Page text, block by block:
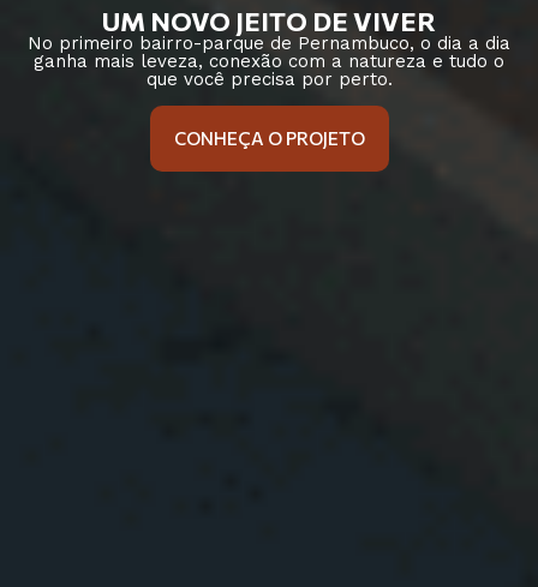
UM NOVO JEITO DE VIVER
No primeiro bairro-parque de Pernambuco, o dia a dia
ganha mais leveza, conexão com a natureza e tudo o
que você precisa por perto.
CONHEÇA O PROJETO